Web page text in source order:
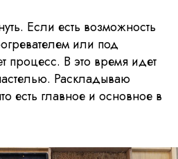
Если есть возможность
или под
процесс. В это время идет
Раскладываю
есть главное и основное в